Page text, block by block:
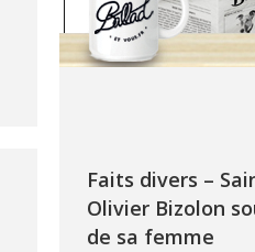
Faits divers –
Olivier Bizolon
de sa femme